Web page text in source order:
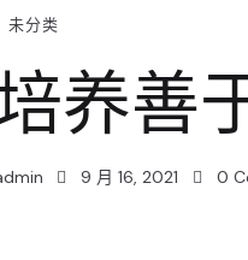
未分类
养善
9 月 16, 2021 0